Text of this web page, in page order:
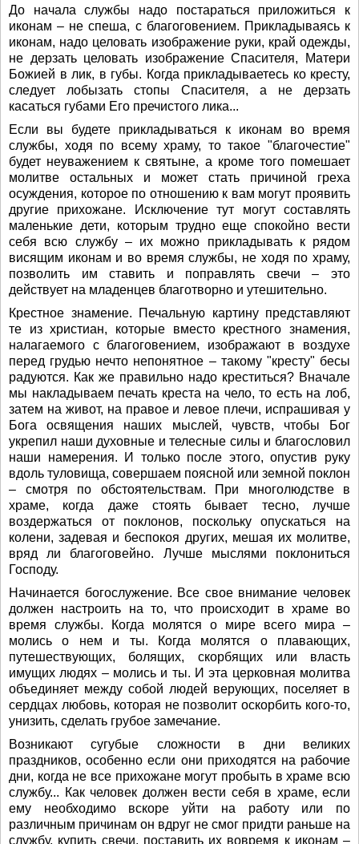
До начала службы надо постараться приложиться к
иконам – не спеша, с благоговением. Прикладываясь к
иконам, надо целовать изображение руки, край одежды,
не дерзать целовать изображение Спасителя, Матери
Божией в лик, в губы. Когда прикладываетесь ко кресту,
следует лобызать стопы Спасителя, а не дерзать
касаться губами Его пречистого лика...
Если вы будете прикладываться к иконам во время
службы, ходя по всему храму, то такое "благочестие"
будет неуважением к святыне, а кроме того помешает
молитве остальных и может стать причиной греха
осуждения, которое по отношению к вам могут проявить
другие прихожане. Исключение тут могут составлять
маленькие дети, которым трудно еще спокойно вести
себя всю службу – их можно прикладывать к рядом
висящим иконам и во время службы, не ходя по храму,
позволить им ставить и поправлять свечи – это
действует на младенцев благотворно и утешительно.
Крестное знамение. Печальную картину представляют
те из христиан, которые вместо крестного знамения,
налагаемого с благоговением, изображают в воздухе
перед грудью нечто непонятное – такому "кресту" бесы
радуются. Как же правильно надо креститься? Вначале
мы накладываем печать креста на чело, то есть на лоб,
затем на живот, на правое и левое плечи, испрашивая у
Бога освящения наших мыслей, чувств, чтобы Бог
укрепил наши духовные и телесные силы и благословил
наши намерения. И только после этого, опустив руку
вдоль туловища, совершаем поясной или земной поклон
– смотря по обстоятельствам. При многолюдстве в
храме, когда даже стоять бывает тесно, лучше
воздержаться от поклонов, поскольку опускаться на
колени, задевая и беспокоя других, мешая их молитве,
вряд ли благоговейно. Лучше мыслями поклониться
Господу.
Начинается богослужение. Все свое внимание человек
должен настроить на то, что происходит в храме во
время службы. Когда молятся о мире всего мира –
молись о нем и ты. Когда молятся о плавающих,
путешествующих, болящих, скорбящих или власть
имущих людях – молись и ты. И эта церковная молитва
объединяет между собой людей верующих, поселяет в
сердцах любовь, которая не позволит оскорбить кого-то,
унизить, сделать грубое замечание.
Возникают сугубые сложности в дни великих
праздников, особенно если они приходятся на рабочие
дни, когда не все прихожане могут пробыть в храме всю
службу... Как человек должен вести себя в храме, если
ему необходимо вскоре уйти на работу или по
различным причинам он вдруг не смог придти раньше на
службу, купить свечи, поставить их вовремя к иконам –